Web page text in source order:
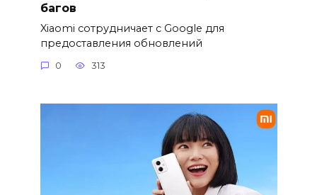
багов
Xiaomi сотрудничает с Google для
предоставления обновлений
0 313